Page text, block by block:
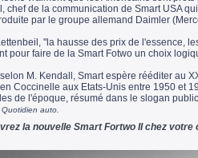
chef de la communication de Smart USA
par le groupe allemand Daimler
"la hausse des prix de l'essence,
pour faire de la Smart Fotwo un choix
M. Kendall, Smart espère rééditer au
Coccinelle aux Etats-Unis entre 1950 et
de l'époque, résumé dans le slogan
auto.
la nouvelle Smart Fortwo II chez